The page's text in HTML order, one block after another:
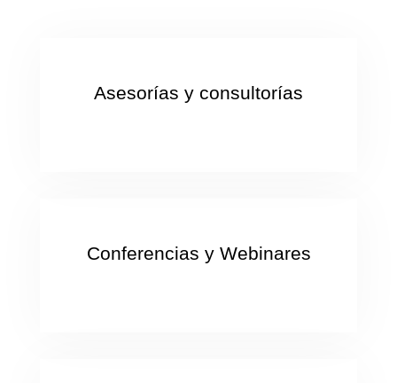
Asesorías y consultorías
Conferencias y Webinares